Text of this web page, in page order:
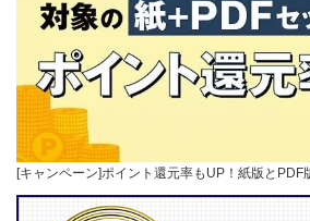
[キャンペーン]ポイント還元率もUP！紙版と